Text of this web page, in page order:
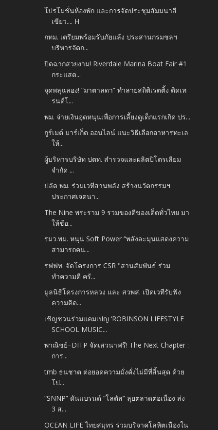
โปรโมชั่นห้องพัก และการจัดประชุมสัมมนาสี
เขียว.... H
กทม. เตรียมพร้อมรับภัยแล้ง ประสานกรมชลฯ
บริหารจัดก...
ปิดฉากสวยงาม! Riverdale Marina Boat Fair #1
กระแสด...
จุดพลุฉลอง! “มาตาลดา” ทำลายสถิติเรตติ้ง ติดเท
รนด์โ...
พม. จ่ายเงินอุดหนุนเพื่อการเลี้ยงดูเด็กแรกเกิด ปร...
กูร์เมต์ มาร์เก็ต ออนไลน์ แนะวิธีเลือกอาหารทะเล
ให้...
ผู้บริหารบริษัท ปตท. สำรวจและผลิตปิโตรเลียม
จำกัด ...
ปลัด พม. ร่วมเวทีสานพลัง สร้างนวัตกรรมฯ
ประกาศเจตนา...
The Nine พระราม 9 รวมของดีของเด็ดทั่วไทย มา
ให้ช้อ...
รมว.พม. หนุน Soft Power “พลังละมุนแสดงความ
สามารถคน...
รฟฟท. จัดโครงการ CSR "สานสัมพันธ์ ร่วม
ทำความดี ครั...
มูลนิธิโครงการหลวง และ สวพส. เปิดเวทีรับฟัง
ความคิด...
เชิญชวนร่วมแคมเปญ ‘ROBINSON LIFESTYLE
SCHOOL MUSIC...
พาณิชย์–DITP จัดเสวนาฟรี! The Next Chapter :
การ...
tmb ธนชาต ต่อยอดความมั่งคั่งไม่มีที่สิ้นสุด ด้วย
โป...
“SNNP” ดันแบรนด์ “โลตัส” ลุยตลาดต่อเนื่อง ส่ง
3 ส...
OCEAN LIFE ไทยสมุทร ร่วมบริจาคโลหิตเนื่องใน